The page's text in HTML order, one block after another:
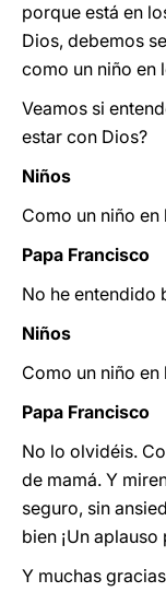
porque está en
Dios, debemos
como un niño en
Veamos si
estar con Dios?
Niños
Como un niño
Papa Francisco
No he entendido
Niños
Como un niño
Papa Francisco
No lo olvidéis.
de mamá. Y
seguro, sin
bien ¡Un
Y muchas